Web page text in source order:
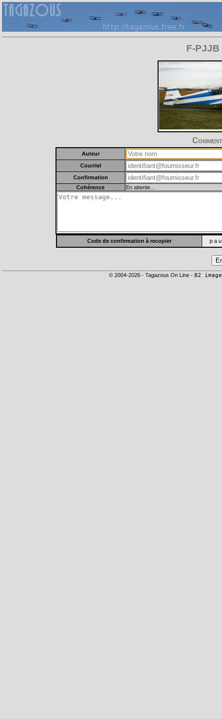
F-PJJB
Auteur
Courriel
Confirmation
Cohérence
En attente...
Code de confirmation à recopier p a
© 2004-2026 - Tagazous On Line - 82